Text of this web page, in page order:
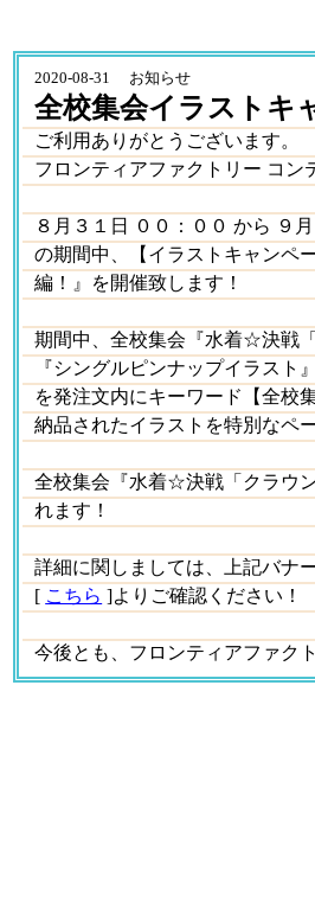
2020-08-31 お知らせ
全校集会イラストキ
ご利用ありがとうございます。
フロンティアファクトリー コン
８月３１日 ００：００ から ９
の期間中、【イラストキャン
編！』を開催致します！
期間中、全校集会『水着☆決戦
『シングルピンナップイラスト
を発注文内にキーワード【全校
納品されたイラストを特別なペ
全校集会『水着☆決戦「クラウ
れます！
詳細に関しましては、上記バナ
[ こちら ]よりご確認ください！
今後とも、フロンティアファク